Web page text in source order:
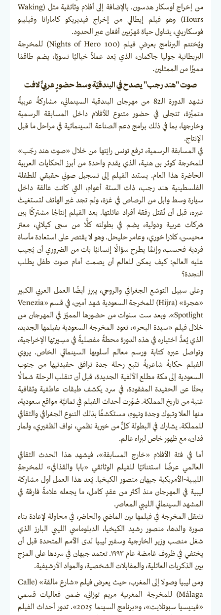
من إخراج أوسكار هدسون. بالإضافة إلى أفلام وثائقية مثل (Waking
Hours) وهو فيلم إيطالي من إخراج فيديريكو كاماراتا وفيليبو
فوسكاريني، يتناول حياة مُهرِّبين أفغان عبر الحدود.
ويُختتم البرنامج بعرضِ فيلم (100 Nights of Hero) للمخرجة
البريطانية جوليا جاكمان، الذي يُعد عملاً خياليًا نسويًا، يضم طاقمًا
مميزًا من الممثلين.
صوت "هند رجب" يصدح في البندقيّة وسط حضورٍ عربيٍّ لافت
تشهد الدورة الـ82 من مهرجان البندقية السينمائي، مشاركةً عربيةً
متميِّزة، تتجلى في حضور متنوع للأفلام داخل المسابقة الرسمية
وخارجها، بما في ذلك برامج دعم الصناعة السينمائية في مراحل ما قبل
الإنتاج.
في المسابقة الرسمية، ترفع تونس رايَتها من خلال «صوت هند رجّب»
للمخرجة كوثر بن هنية، الذي يقدم واحدة من أبرز الحكايات العربية
الحاضرة هذا العام. يستند الفيلم إلى تسجيل صوتي حقيقي للطفلة
الفلسطينية هند رجب، ذات الستة أعوام، التي كانت عالقة داخل
سيارة وسط وابل من الرصاص في غزة، ولم تجد غير الهاتف لتستغيثَ
عبره، قبل أن تُقتل رفقة أفراد عائلتها. يعد الفيلم إنتاجًا مشتركًا بين
شركات عربية ودولية، يضم في بطولته كلًّا من سجى كيلاني، معتز
محيسن، كلارا خوري، وعامر حليحل. وهو لا يقتصر على استعادة مأساة
فردية فحسب، وإنمَّا يطرح سؤالًا إنسانيًا بات من الضروري أن يُجيب
عليه العالم: كيف يمكن للعالم أن يصمت أمام صوت طفل يطلب
النجدة؟
وعلى سبيل التوسّع الجغرافي والروحي، يبرز أيضًا العمل العربي الكبير
«هجرة» (Hijra) للمخرجة السعودية شهد أمين، في قسم «Venezia
Spotlight». وبعد ست سنوات من حضورها المميّز في المهرجان من
خلال فيلم «سيدة البحر»، تعود المخرجة السعودية بفيلمها الجديد،
الذي يُعدُّ اختياره في هذه الدورة محطةً مفصليةً في مسِيرتها الإخراجية،
وتواصل عبره كتابة ورسم معالم أسلوبها السينمائي الخاص. يروي
الفيلم حكايةً شاعريةً تتبع رحلة جدة ترافق حفيدتيها من جنوب
السعودية إلى مكة مطلع الألفية الجديدة، قبل أن تنقلب الرحلة شمالًا
بحثًا عن الحفيدة المفقودة، في سرد يكشف طبقات عاطفية وثقافية
غنية من تاريخ المملكة. صُوِّرت أحداث الفيلم في ثمانيَّة مواقع سعودية،
منها العلا وتبوك وجدة ونيوم، مستكشفًا بذلك التنوع الجغرافي والثقافي
للمملكة. يشارك في البطولة كلٌّ من خيرية نظمي، نواف الظفيري، ولمار
فدان، مع ظهور خاص لبراء عالم.
أما في فئة الأفلام «خارج المسابقة»، فيشهد هذا الحدث الثقافي
العالمي عرضًا استثنائيًا للفيلم الوثائقي «بابا والقذافي» للمخرجةِ
الليبية-الأمريكية جيهان منصور الكيخيا. يُعد هذا العمل أول مشاركة
ليبية في المهرجان منذ أكثر من عقدٍ كامل، ما يجعله علامةً فارقة في
المشهد السينمائي الليبي المعاصر.
تنتقل المخرجة في فيلمها بين الماضي والحاضر، في محاولة لإعادة بناء
صورة والدها، منصور رشيد الكيخيا، الدبلوماسي الليبي البارز الذي
شغل منصب وزير الخارجية وسفير ليبيا لدى الأمم المتحدة قبل أن
يختفي في ظروف غامضة عام ١٩٩٣. تعتمد جيهان في سردها على المزج
بين الذكريات العائلية، والمقابلات الشخصية، والمواد الأرشيفية.
ومن ليبيا وصولا إلى المغرب، حيث يعرض فيلم «شارع مالقة» (Calle
Málaga) للمخرجة المغربية مريم توزاني، ضمن فعاليات قسمي
«فينيسيا سبوتلايت»، و«برنامج السينما 2025». تدور أحداث الفيلم